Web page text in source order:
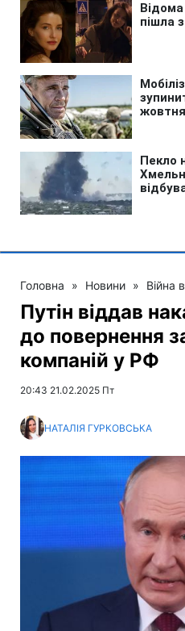
Головна » Новини » Війна
Путін віддав
до повернення
компаній у РФ
20:43 21.02.2025 Пт
НАТАЛІЯ ГУРКОВСЬКА